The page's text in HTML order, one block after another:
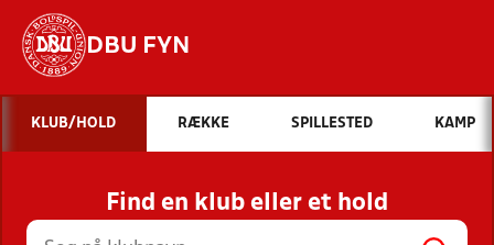
DBU FYN
Hvad vil du søge efter?
INDHOLD OG NYHEDER
STILLINGER, RESULTATER, KLUBBER OG
HOLD
KLUB/HOLD RÆKKE SPILLESTED KAMP
Find en klub eller et hold